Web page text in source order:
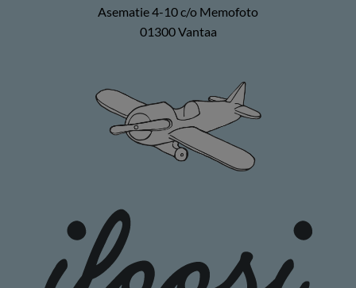
Asematie 4-10 c/o Memofoto
01300 Vantaa